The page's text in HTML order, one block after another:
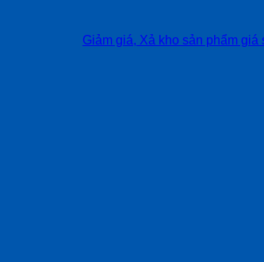
Giảm giá, Xả kho sản phẩm giá siêu